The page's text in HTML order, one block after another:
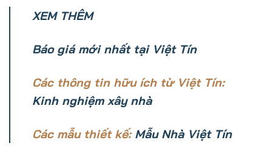
XEM THÊM
Báo giá mới nhất tại Việt Tín
Các thông tin hữu ích từ Việt Tín:
Kinh nghiệm xây nhà
Các mẫu thiết kế: Mẫu Nhà Việt Tín